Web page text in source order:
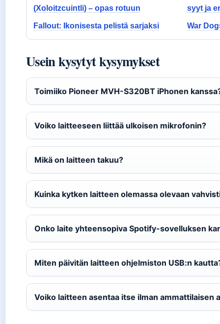
(Xoloitzcuintli) – opas rotuun
syyt ja
Fallout: Ikonisesta pelistä sarjaksi War
Usein kysytyt kysymykset
Toimiiko Pioneer MVH-S320BT iPhonen
Voiko laitteeseen liittää ulkoisen mikrofonin?
Mikä on laitteen takuu?
Kuinka kytken laitteen olemassa olevaan
Onko laite yhteensopiva Spotify-sovelluksen
Miten päivitän laitteen ohjelmiston USB:n
Voiko laitteen asentaa itse ilman ammattilaisen